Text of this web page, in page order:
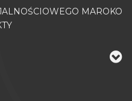
MAROKO